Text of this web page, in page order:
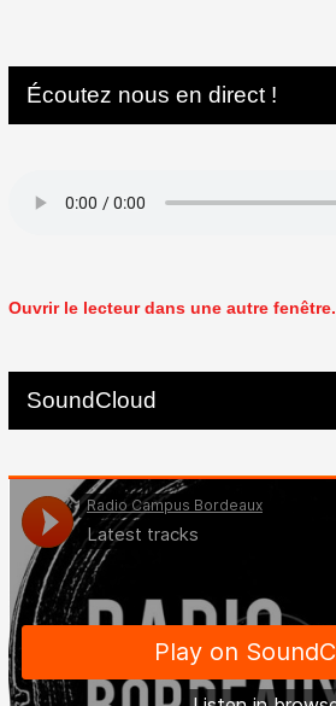
Écoutez nous en direct !
Ouvrir le lecteur dans une autre fenêtre.
SoundCloud